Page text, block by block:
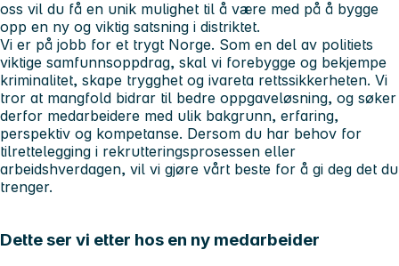
oss vil du få en unik mulighet til å være med på å bygge
opp en ny og viktig satsning i distriktet.
Vi er på jobb for et trygt Norge. Som en del av politiets
viktige samfunnsoppdrag, skal vi forebygge og bekjempe
kriminalitet, skape trygghet og ivareta rettssikkerheten. Vi
tror at mangfold bidrar til bedre oppgaveløsning, og søker
derfor medarbeidere med ulik bakgrunn, erfaring,
perspektiv og kompetanse. Dersom du har behov for
tilrettelegging i rekrutteringsprosessen eller
arbeidshverdagen, vil vi gjøre vårt beste for å gi deg det du
trenger.
Dette ser vi etter hos en ny medarbeider